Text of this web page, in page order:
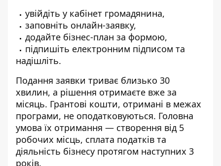
увійдіть у кабінет громадянина,
заповніть онлайн-заявку,
додайте бізнес-план за формою,
підпишіть електронним підписом та
надішліть.
Подання заявки триває близько 30
хвилин, а рішення отримаєте вже за
місяць. Грантові кошти, отримані в межах
програми, не оподатковуються. Головна
умова їх отримання — створення від 5
робочих місць, сплата податків та
діяльність бізнесу протягом наступних 3
років.